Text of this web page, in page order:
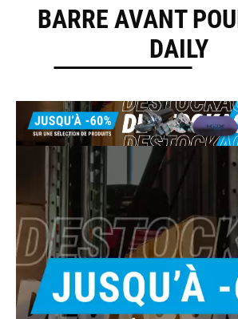
BARRE AVANT
DAILY